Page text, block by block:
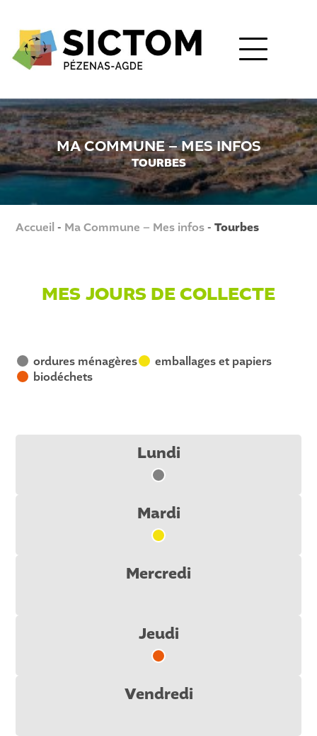
MA COMMUNE – MES INFOS
TOURBES
Accueil - Ma Commune – Mes infos-Tourbes
MES JOURS DE COLLECTE
V ordures ménagères emballages et papiers
R biodéchets
Lundi
V
Mardi
Mercredi
Jeudi
R
Vendredi